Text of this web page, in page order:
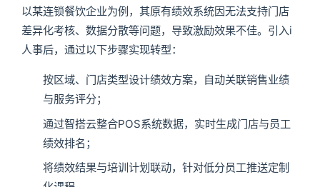
以某连锁餐饮企业为例，其原有绩效系统因无法支持门店
差异化考核、数据分散等问题，导致激励效果不佳。引入i
人事后，通过以下步骤实现转型：
按区域、门店类型设计绩效方案，自动关联销售业绩
与服务评分；
通过智搭云整合POS系统数据，实时生成门店与员工
绩效排名；
将绩效结果与培训计划联动，针对低分员工推送定制